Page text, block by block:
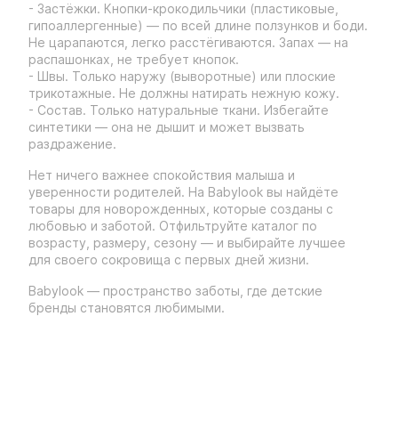
- Застёжки. Кнопки-крокодильчики (пластиковые,
гипоаллергенные) — по всей длине ползунков и боди.
Не царапаются, легко расстёгиваются. Запах — на
распашонках, не требует кнопок.
- Швы. Только наружу (выворотные) или плоские
трикотажные. Не должны натирать нежную кожу.
- Состав. Только натуральные ткани. Избегайте
синтетики — она не дышит и может вызвать
раздражение.
Нет ничего важнее спокойствия малыша и
уверенности родителей. На Babylook вы найдёте
товары для новорожденных, которые созданы с
любовью и заботой. Отфильтруйте каталог по
возрасту, размеру, сезону — и выбирайте лучшее
для своего сокровища с первых дней жизни.
Babylook — пространство заботы, где детские
бренды становятся любимыми.